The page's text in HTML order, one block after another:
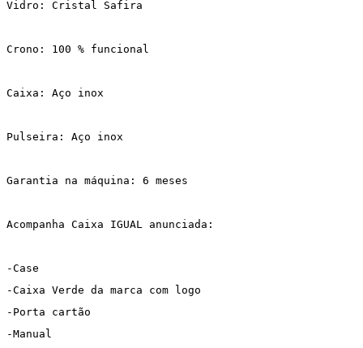
Vidro: Cristal Safira
Crono: 100 % funcional
Caixa: Aço inox
Pulseira: Aço inox
Garantia na máquina: 6 meses
Acompanha Caixa IGUAL anunciada:
-Case
-Caixa Verde da marca com logo
-Porta cartão
-Manual